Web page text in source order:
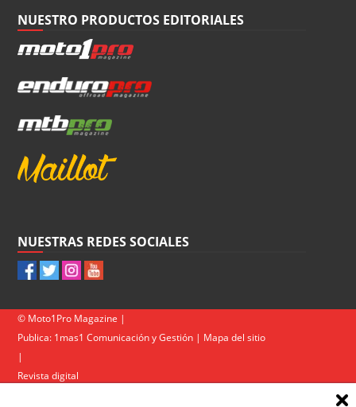
NUESTRO PRODUCTOS EDITORIALES
NUESTRAS REDES SOCIALES
© Moto1Pro Magazine |
Publica: 1mas1 Comunicación y Gestión | Mapa del sitio
|
Revista digital